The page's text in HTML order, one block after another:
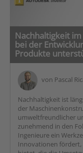
Nachhaltigkeit
bei der
Produkte
von Pascal
Nachhaltigkeit ist
der
umweltfreundlicher
zunehmend in den
Ingenieure ein
Innovationen fördert,